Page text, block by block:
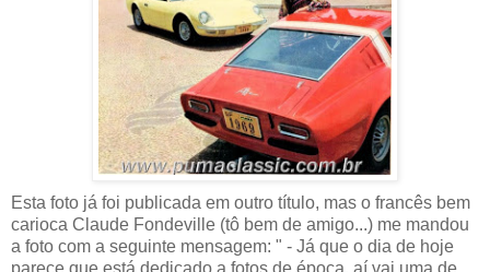
Esta foto já foi publicada em outro título, mas o francês bem
carioca Claude Fondeville (tô bem de amigo...) me mandou
a foto com a seguinte mensagem: " - Já que o dia de hoje